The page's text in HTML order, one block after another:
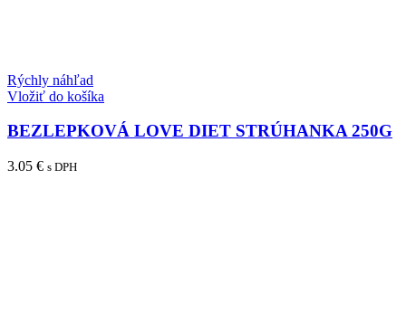
Rýchly náhľad
Vložiť do košíka
BEZLEPKOVÁ LOVE DIET STRÚHANKA 250G
3.05 € s DPH